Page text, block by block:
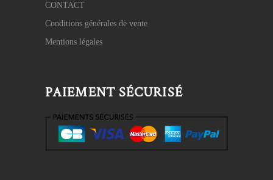
CONTACT
Conditions générales de vente
Mentions légales
PAIEMENT SÉCURISÉ